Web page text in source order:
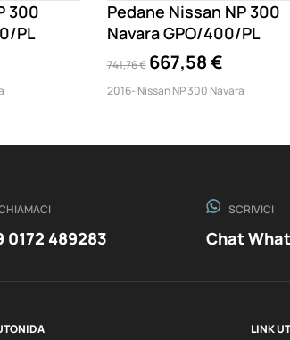
300
PL
Pedane Nissan NP 300
Navara GPO/400/PL
741,76 € 667,58 €
2016- Nissan NP 300 Navara
0172 489283
SCRIVICI
Chat
LINK